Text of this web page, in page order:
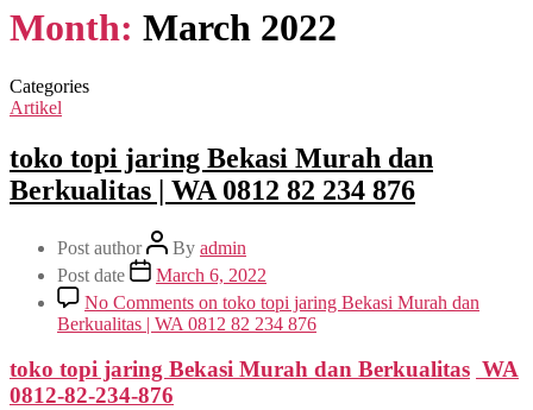
Month: March 2022
Categories
Artikel
toko topi jaring Bekasi Murah dan
Berkualitas | WA 0812 82 234 876
Post author By admin
Post date
March 6, 2022
No Comments on toko topi jaring Bekasi Murah dan
Berkualitas | WA 0812 82 234 876
toko topi jaring Bekasi Murah dan Berkualitas WA
0812-82-234-876